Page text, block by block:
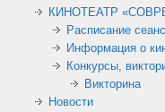
КИНОТЕАТР
Расписание
Информация о
Конкурсы,
Викторина
Новости